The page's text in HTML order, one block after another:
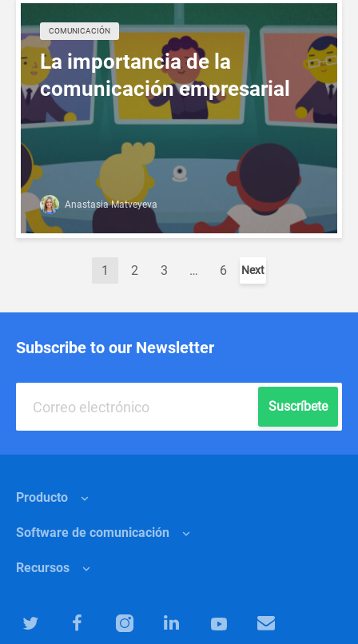
COMUNICACIÓN
La importancia de la
comunicación empresarial
Anastasia Matveyeva
1 2 3 … 6 Next
Subscribe to our Newsletter
Suscríbete
Producto
Funciones
¿Por qué Chanty?
Software de colaboración para equipos
Software de comunicación
Marketing
Recursos
Centro de ayuda